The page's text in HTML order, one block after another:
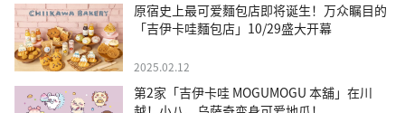
原宿史上最可爱麵包店即将诞生！万众瞩目的
「吉伊卡哇麵包店」10/29盛大开幕
2025.02.12
第2家「吉伊卡哇 MOGUMOGU 本舖」在川